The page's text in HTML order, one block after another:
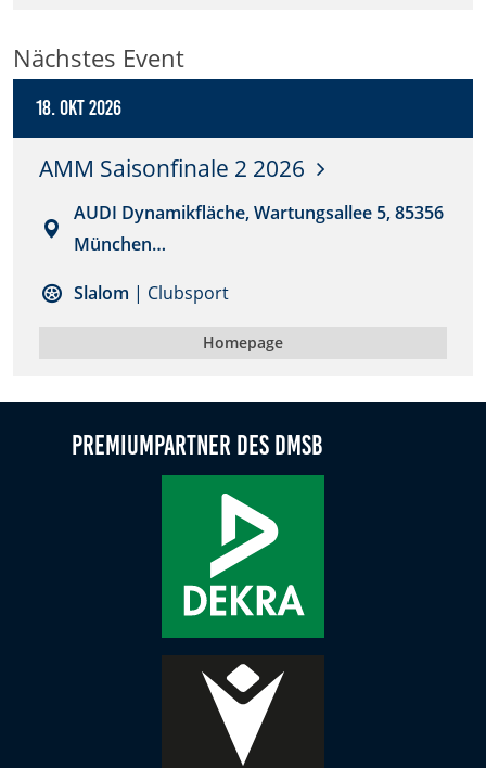
Nächstes Event
18. Okt 2026
AMM Saisonfinale 2 2026
AUDI Dynamikfläche, Wartungsallee 5, 85356
München…
Slalom | Clubsport
Homepage
Premiumpartner des DMSB
Cookie Consent
cookie_consent
Anbieter:
DMSB
Zweck:
Cookies, die der Sammlung von Informationen und
Erstellung von Berichten über die Website-
Nutzungsstatistik dienen, ohne dass einzelne
Besucher persönlich identifiziert werden können.
Google Analytics